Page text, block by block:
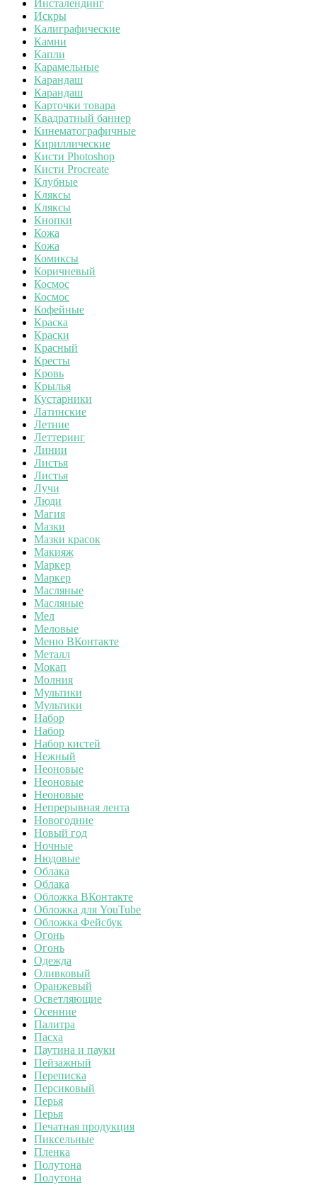
Инсталендинг
Искры
Калиграфические
Камни
Капли
Карамельные
Карандаш
Карандаш
Карточки товара
Квадратный баннер
Кинематографичные
Кириллические
Кисти Photoshop
Кисти Procreate
Клубные
Кляксы
Кляксы
Кнопки
Кожа
Кожа
Комиксы
Коричневый
Космос
Космос
Кофейные
Краска
Краски
Красный
Кресты
Кровь
Крылья
Кустарники
Латинские
Летние
Леттеринг
Линии
Листья
Листья
Лучи
Люди
Магия
Мазки
Мазки красок
Макияж
Маркер
Маркер
Масляные
Масляные
Мел
Меловые
Меню ВКонтакте
Металл
Мокап
Молния
Мультики
Мультики
Набор
Набор
Набор кистей
Нежный
Неоновые
Неоновые
Неоновые
Непрерывная лента
Новогодние
Новый год
Ночные
Нюдовые
Облака
Облака
Обложка ВКонтакте
Обложка для YouTube
Обложка Фейсбук
Огонь
Огонь
Одежда
Оливковый
Оранжевый
Осветляющие
Осенние
Палитра
Пасха
Паутина и пауки
Пейзажный
Переписка
Персиковый
Перья
Перья
Печатная продукция
Пиксельные
Пленка
Полутона
Полутона